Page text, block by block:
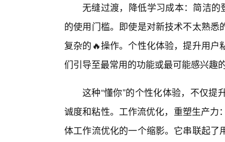
无缝过渡，降低学习成本：简洁的
的使用门槛。即使是对新技术不太熟
复杂的🔥操作。个性化体验，提升用
们引导至最常用的功能或最可能感兴趣
这种“懂你”的个性化体验，不仅
诚度和粘性。工作流优化，重塑生产力
体工作流优化的一个缩影。它串联起